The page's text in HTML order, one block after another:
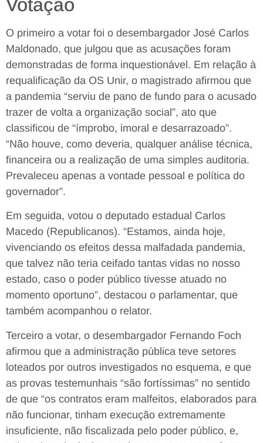
Votação
O primeiro a votar foi o desembargador José Carlos
Maldonado, que julgou que as acusações foram
demonstradas de forma inquestionável. Em relação à
requalificação da OS Unir, o magistrado afirmou que
a pandemia “serviu de pano de fundo para o acusado
trazer de volta a organização social”, ato que
classificou de “ímprobo, imoral e desarrazoado”.
“Não houve, como deveria, qualquer análise técnica,
financeira ou a realização de uma simples auditoria.
Prevaleceu apenas a vontade pessoal e política do
governador”.
Em seguida, votou o deputado estadual Carlos
Macedo (Republicanos). “Estamos, ainda hoje,
vivenciando os efeitos dessa malfadada pandemia,
que talvez não teria ceifado tantas vidas no nosso
estado, caso o poder público tivesse atuado no
momento oportuno”, destacou o parlamentar, que
também acompanhou o relator.
Terceiro a votar, o desembargador Fernando Foch
afirmou que a administração pública teve setores
loteados por outros investigados no esquema, e que
as provas testemunhais “são fortíssimas” no sentido
de que “os contratos eram malfeitos, elaborados para
não funcionar, tinham execução extremamente
insuficiente, não fiscalizada pelo poder público, e,